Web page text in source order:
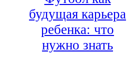
будущая карьера
ребенка: что
нужно знать